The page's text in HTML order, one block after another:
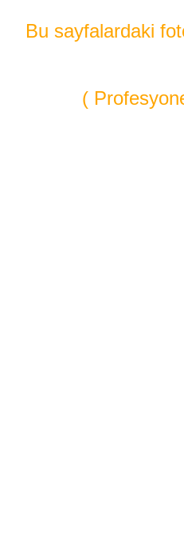
Bu sayfalardaki
(